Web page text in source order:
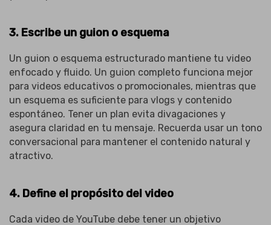
3. Escribe un guion o esquema
Un guion o esquema estructurado mantiene tu video
enfocado y fluido. Un guion completo funciona mejor
para videos educativos o promocionales, mientras que
un esquema es suficiente para vlogs y contenido
espontáneo. Tener un plan evita divagaciones y
asegura claridad en tu mensaje. Recuerda usar un tono
conversacional para mantener el contenido natural y
atractivo.
4. Define el propósito del video
Cada video de YouTube debe tener un objetivo